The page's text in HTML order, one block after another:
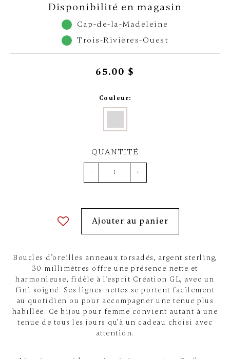
Disponibilité en magasin
Cap-de-la-Madeleine
Trois-Rivières-Ouest
65.00 $
Couleur:
QUANTITÉ
- +
Ajouter au panier
Boucles d’oreilles anneaux torsadés, argent sterling,
30 millimètres offre une présence nette et
harmonieuse, fidèle à l’esprit Création GL, avec un
fini soigné. Ses lignes nettes se portent facilement
au quotidien ou pour accompagner une tenue plus
habillée. Ce bijou pour femme convient autant à une
tenue de tous les jours qu’à un cadeau choisi avec
attention.